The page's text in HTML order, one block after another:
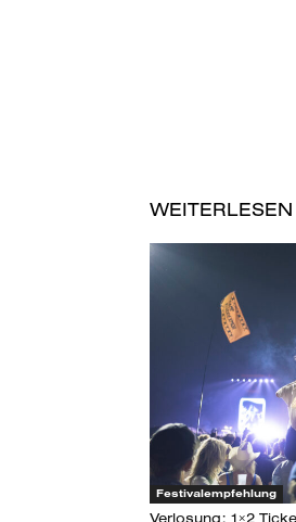
WEITERLESEN
Festivalempfehlung
Verlosung: 1×2